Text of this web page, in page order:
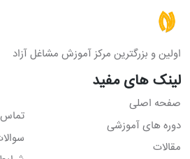
اولین و بزرگترین مرکز آموزش مشاغل آزاد
لینک های مفید
صفحه اصلی
دوره های آموزشی
مقالات
تماس